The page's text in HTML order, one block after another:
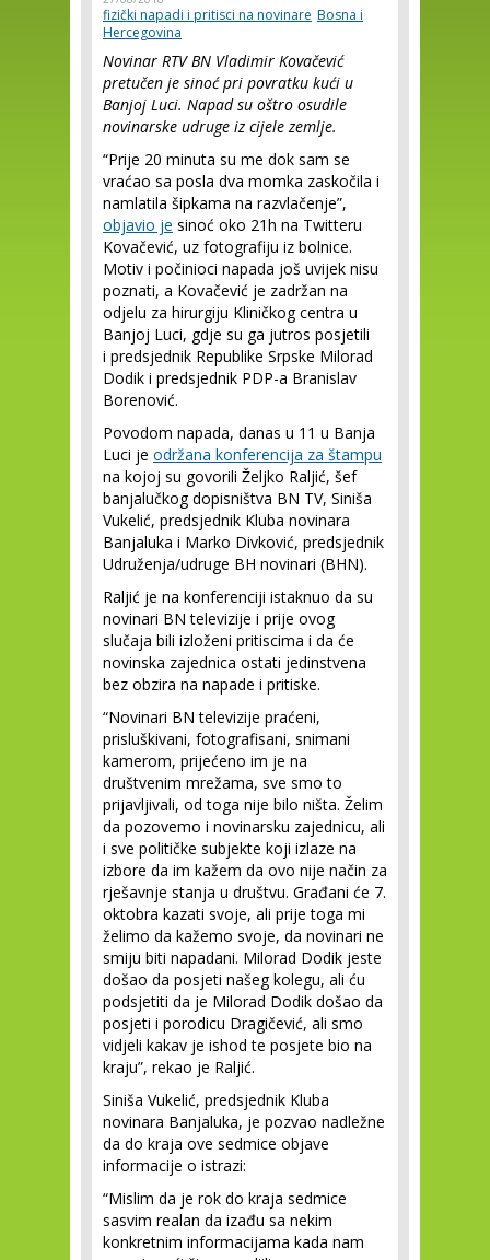
fizički napadi i pritisci na novinare Bosna i
Hercegovina
Novinar RTV BN Vladimir Kovačević
pretučen je sinoć pri povratku kući u
Banjoj Luci. Napad su oštro osudile
novinarske udruge iz cijele zemlje.
“Prije 20 minuta su me dok sam se
vraćao sa posla dva momka zaskočila i
namlatila šipkama na razvlačenje”,
objavio je sinoć oko 21h na Twitteru
Kovačević, uz fotografiju iz bolnice.
Motiv i počinioci napada još uvijek nisu
poznati, a Kovačević je zadržan na
odjelu za hirurgiju Kliničkog centra u
Banjoj Luci, gdje su ga jutros posjetili
i predsjednik Republike Srpske Milorad
Dodik i predsjednik PDP-a Branislav
Borenović.
Povodom napada, danas u 11 u Banja
Luci je održana konferencija za štampu
na kojoj su govorili Željko Raljić, šef
banjalučkog dopisništva BN TV, Siniša
Vukelić, predsjednik Kluba novinara
Banjaluka i Marko Divković, predsjednik
Udruženja/udruge BH novinari (BHN).
Raljić je na konferenciji istaknuo da su
novinari BN televizije i prije ovog
slučaja bili izloženi pritiscima i da će
novinska zajednica ostati jedinstvena
bez obzira na napade i pritiske.
“Novinari BN televizije praćeni,
prisluškivani, fotografisani, snimani
kamerom, prijećeno im je na
društvenim mrežama, sve smo to
prijavljivali, od toga nije bilo ništa. Želim
da pozovemo i novinarsku zajednicu, ali
i sve političke subjekte koji izlaze na
izbore da im kažem da ovo nije način za
rješavnje stanja u društvu. Građani će 7.
oktobra kazati svoje, ali prije toga mi
želimo da kažemo svoje, da novinari ne
smiju biti napadani. Milorad Dodik jeste
došao da posjeti našeg kolegu, ali ću
podsjetiti da je Milorad Dodik došao da
posjeti i porodicu Dragičević, ali smo
vidjeli kakav je ishod te posjete bio na
kraju”, rekao je Raljić.
Siniša Vukelić, predsjednik Kluba
novinara Banjaluka, je pozvao nadležne
da do kraja ove sedmice objave
informacije o istrazi:
“Mislim da je rok do kraja sedmice
sasvim realan da izađu sa nekim
konkretnim informacijama kada nam